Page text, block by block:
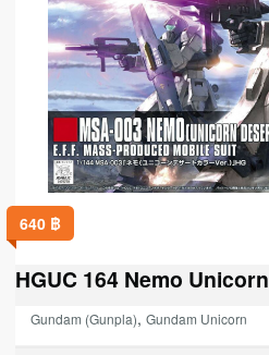
640 ฿
HGUC 164 Nemo
Gundam (Gunpla), Gundam Unicorn